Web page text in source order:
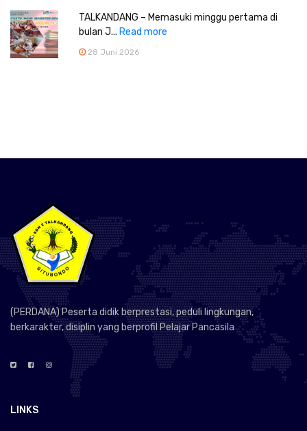
TALKANDANG – Memasuki minggu pertama di
bulan J... Read more
28 Juni 2026
(PERDANA) Peserta didik berprestasi, peduli lingkungan,
berkarakter, disiplin yang berprofil Pelajar Pancasila
LINKS